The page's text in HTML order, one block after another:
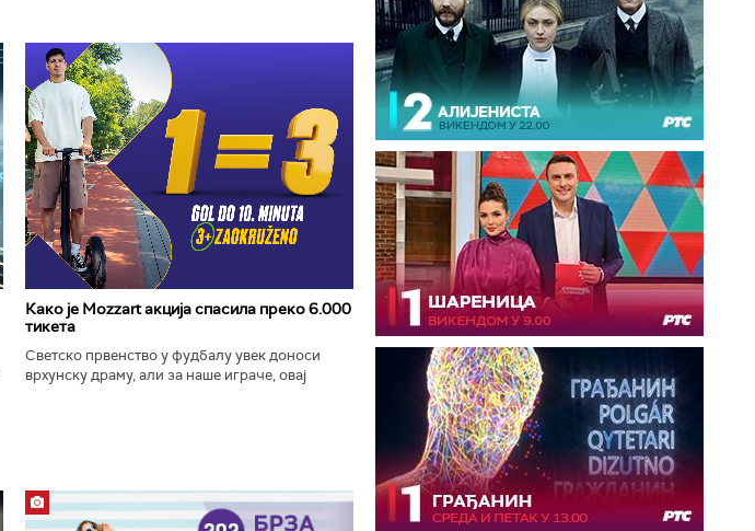
Како је Mozzart акција спасила преко 6.000
тикета
Светско првенство у фудбалу увек доноси
врхунску драму, али за наше играче, овај